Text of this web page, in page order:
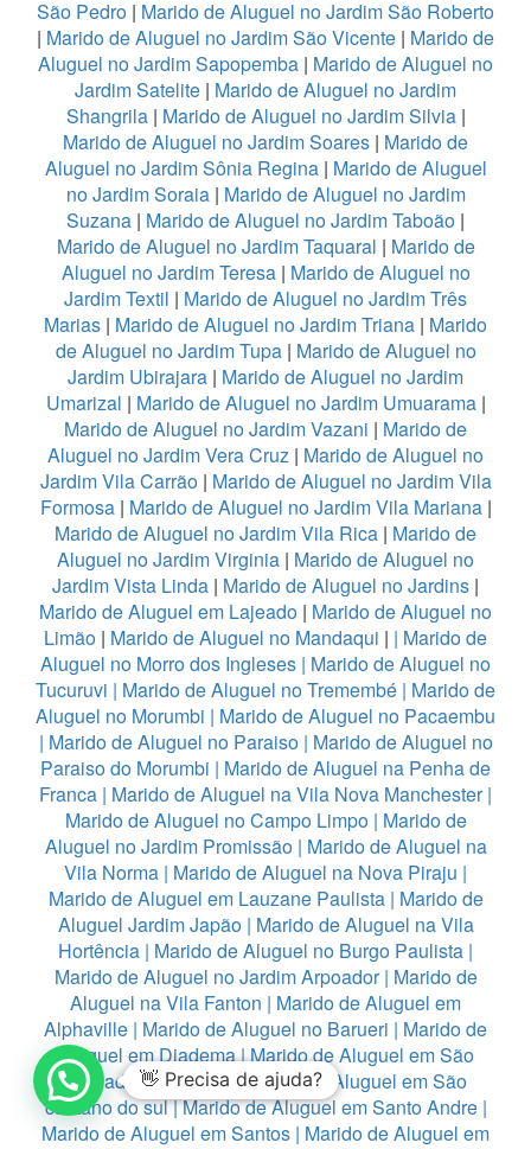
São Pedro | Marido de Aluguel no Jardim São Roberto
| Marido de Aluguel no Jardim São Vicente | Marido de
Aluguel no Jardim Sapopemba | Marido de Aluguel no
Jardim Satelite | Marido de Aluguel no Jardim
Shangrila| Marido de Aluguel no Jardim Silvia|
Marido de Aluguel no Jardim Soares | Marido de
Aluguel no Jardim Sônia Regina| Marido de Aluguel
no Jardim Soraia| Marido de Aluguel no Jardim
Suzana | Marido de Aluguel no Jardim Taboão |
Marido de Aluguel no Jardim Taquaral | Marido de
Aluguel no Jardim Teresa| Marido de Aluguel no
Jardim Textil | Marido de Aluguel no Jardim Três
Marias | Marido de Aluguel no Jardim Triana | Marido
de Aluguel no Jardim Tupa| Marido de Aluguel no
Jardim Ubirajara | Marido de Aluguel no Jardim
Umarizal | Marido de Aluguel no Jardim Umuarama|
Marido de Aluguel no Jardim Vazani | Marido de
Aluguel no Jardim Vera Cruz | Marido de Aluguel no
Jardim Vila Carrão| Marido de Aluguel no Jardim Vila
Formosa| Marido de Aluguel no Jardim Vila Mariana|
Marido de Aluguel no Jardim Vila Rica | Marido de
Aluguel no Jardim Virginia | Marido de Aluguel no
Jardim Vista Linda | Marido de Aluguel no Jardins |
Marido de Aluguel em Lajeado | Marido de Aluguel no
Limão | Marido de Aluguel no Mandaqui | | Marido de
Aluguel no Morro dos Ingleses | Marido de Aluguel no
Tucuruvi | Marido de Aluguel no Tremembé | Marido de
Aluguel no Morumbi | Marido de Aluguel no Pacaembu
| Marido de Aluguel no Paraiso| Marido de Aluguel no
Paraiso do Morumbi | Marido de Aluguel na Penha de
Franca | Marido de Aluguel na Vila Nova Manchester|
Marido de Aluguel no Campo Limpo| Marido de
Aluguel no Jardim Promissão| Marido de Aluguel na
Vila Norma | Marido de Aluguel na Nova Piraju |
Marido de Aluguel em Lauzane Paulista| Marido de
Aluguel Jardim Japão| Marido de Aluguel na Vila
Hortência | Marido de Aluguel no Burgo Paulista |
Marido de Aluguel no Jardim Arpoador| Marido de
Aluguel na Vila Fanton | Marido de Aluguel em
Alphaville | Marido de Aluguel no Barueri | Marido de
Aluguel em Diadema|Marido de Aluguel em São
Bernado do Campo |Marido de Aluguel em São
caetano do sul|Marido de Aluguel em Santo Andre|
Marido de Aluguel em Santos | Marido de Aluguel em
👋 Precisa de ajuda?